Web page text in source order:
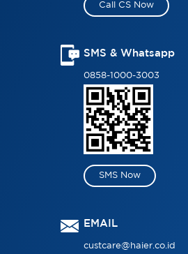
Call CS Now
SMS & Whatsapp
0858-1000-3003
SMS Now
EMAIL
custcare@haier.co.id